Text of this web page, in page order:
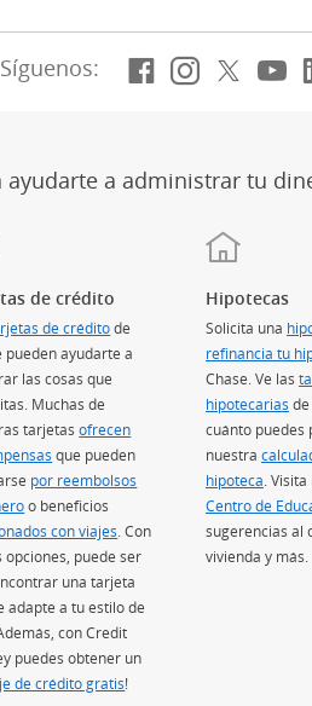
Síguenos: Facebook
(Se abre
(Se X,
(Se
ayudarte a administrar tu
de crédito
de crédito(Se abre en superposición)
de
pueden ayudarte a
las cosas que
Muchas de
tarjetasofrecen
(Se abre en superposición)
que pueden
por reembolsos
(Se abre en superposición)
o beneficios
con viajes (Se abre en superposición)
. Con
opciones, puede ser
una tarjeta
adapte a tu estilo de
con Credit
puedes obtener un
de crédito gratis(Se abre en superposición)
!
Hipotecas
Solicita una
refinancia tu
Chase. Ve las
hipotecarias
cuánto puedes
nuestra
hipoteca (Se
.
Centro de
sugerencias al
vivienda y más.